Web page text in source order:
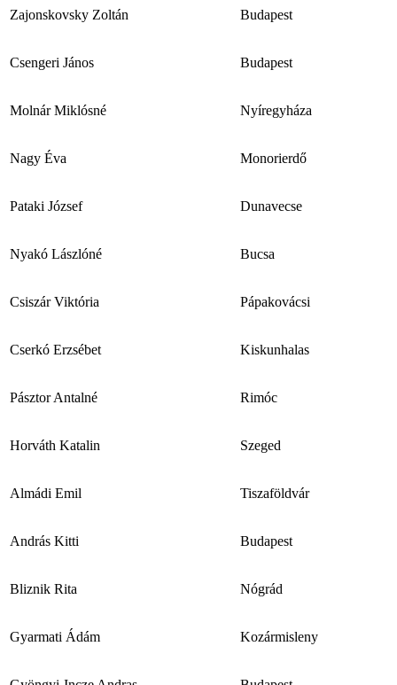
Zajonskovsky Zoltán Budapest
Csengeri János Budapest
Molnár Miklósné Nyíregyháza
Nagy Éva Monorierdő
Pataki József Dunavecse
Nyakó Lászlóné Bucsa
Csiszár Viktória Pápakovácsi
Cserkó Erzsébet Kiskunhalas
Pásztor Antalné Rimóc
Horváth Katalin Szeged
Almádi Emil Tiszaföldvár
András Kitti Budapest
Bliznik Rita Nógrád
Gyarmati Ádám Kozármisleny